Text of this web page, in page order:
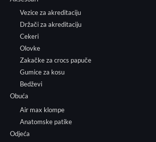
Vezice za akreditaciju
Držači za akreditaciju
Cekeri
Olovke
Zakačke za crocs papuče
Gumice za kosu
Bedževi
Obuća
Air max klompe
Anatomske patike
Odjeća